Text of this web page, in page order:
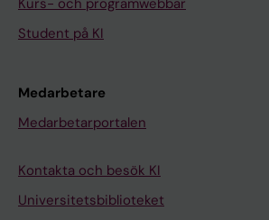
Kurs- och programwebbar
Student på KI
Medarbetare
Medarbetarportalen
Kontakta och besök KI
Universitetsbiblioteket